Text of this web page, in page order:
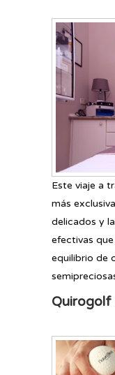
Este viaje a
más
delicados y
efectivas
equilibrio de
Quirogolf